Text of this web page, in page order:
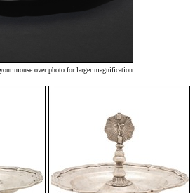
mouse over photo for larger magnification